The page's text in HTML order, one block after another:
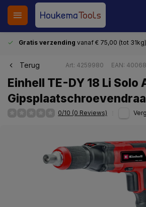
Gratis verzending vanaf € 75,00 (tot 31kg)
Terug Art: 4259980 EAN:
Einhell TE-DY 18 Li Solo
0/10 (0 Reviews)